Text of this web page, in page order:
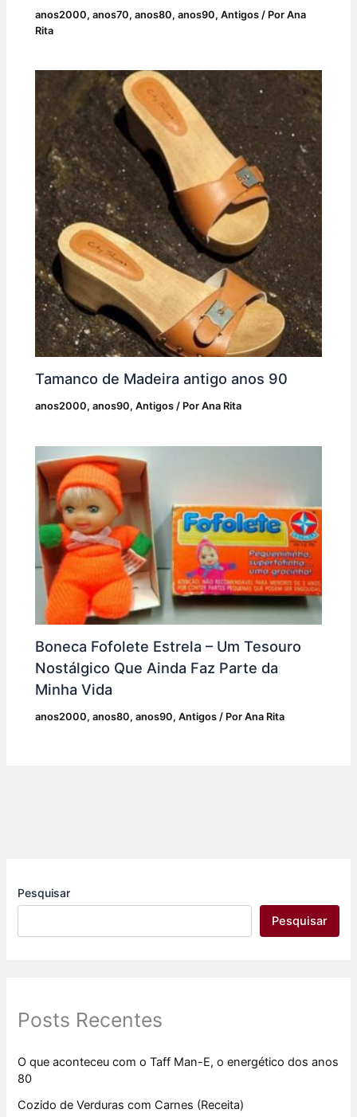
anos2000,anos70,anos80,anos90,Antigos / PorAna
Rita
Tamanco de Madeira antigo anos 90
anos2000,anos90,Antigos / PorAna Rita
Boneca Fofolete Estrela – Um Tesouro
Nostálgico Que Ainda Faz Parte da
Minha Vida
anos2000,anos80,anos90,Antigos / PorAna Rita
Pesquisar
Pesquisar
Posts Recentes
O que aconteceu com o Taff Man-E, o energético dos anos
80
Cozido de Verduras com Carnes (Receita)